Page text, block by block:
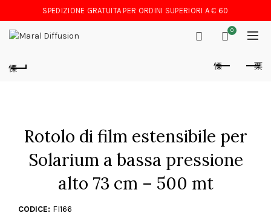
SPEDIZIONE GRATUITA PER ORDINI SUPERIORI A € 60
0
Rotolo di film estensibile per
Solarium a bassa pressione
alto 73 cm – 500 mt
CODICE: FI166